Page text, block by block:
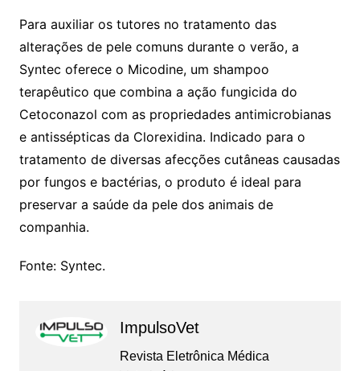
Para auxiliar os tutores no tratamento das
alterações de pele comuns durante o verão, a
Syntec oferece o Micodine, um shampoo
terapêutico que combina a ação fungicida do
Cetoconazol com as propriedades antimicrobianas
e antissépticas da Clorexidina. Indicado para o
tratamento de diversas afecções cutâneas causadas
por fungos e bactérias, o produto é ideal para
preservar a saúde da pele dos animais de
companhia.
Fonte: Syntec.
ImpulsoVet
Revista Eletrônica Médica